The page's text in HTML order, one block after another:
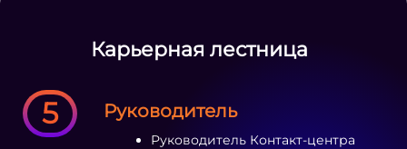
Карьерная лестница
5 Руководитель
Руководитель Контакт-центра